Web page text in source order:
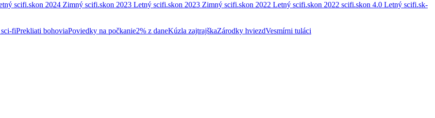
scifi.skon 2024 Zimný scifi.skon 2023 Letný scifi.skon 2023 Zimný scifi.skon 2022 Letný scifi.skon 2022 scifi.skon 4.0 Letný scifi.sk-
fiPrekliati bohoviaPoviedky na počkanie2% z daneKúzla zajtrajškaZárodky hviezdVesmírni tuláci